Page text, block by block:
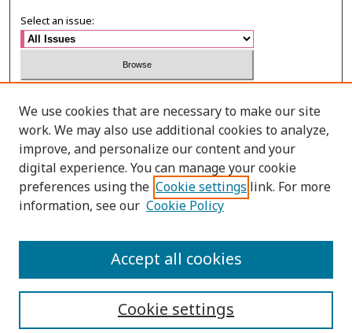
Select an issue:
Search
Enter search terms:
We use cookies that are necessary to make our site
work. We may also use additional cookies to analyze,
improve, and personalize our content and your
digital experience. You can manage your cookie
preferences using the Cookie settings link. For more
information, see our Cookie Policy
Cookie settings
Accept all cookies